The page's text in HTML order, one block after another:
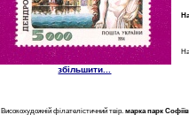
збільшити...
Високохудожній філателістичний твір. марка парк